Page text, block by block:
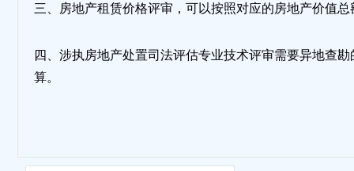
三、房地产租赁价格评审，可以按照对应的房地产价值
四、涉执房地产处置司法评估专业技术评审需要异地查
算。